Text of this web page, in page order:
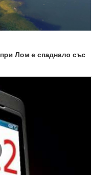
Лом е спаднало със